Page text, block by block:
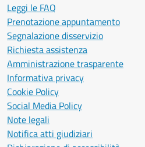
Leggi le FAQ
Prenotazione appuntamento
Segnalazione disservizio
Richiesta assistenza
Amministrazione trasparente
Informativa privacy
Cookie Policy
Social Media Policy
Note legali
Notifica atti giudiziari